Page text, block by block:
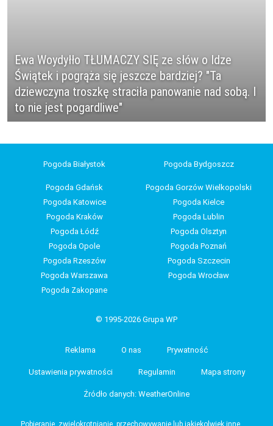
Ewa Woydyłło TŁUMACZY SIĘ ze słów o Idze
Świątek i pogrąża się jeszcze bardziej? "Ta
dziewczyna troszkę straciła panowanie nad sobą. I
to nie jest pogardliwe"
Pogoda Białystok Pogoda Bydgoszcz
Pogoda Gdańsk
Pogoda Gorzów Wielkopolski
Pogoda Katowice
Pogoda Kielce
Pogoda Kraków
Pogoda Lublin
Pogoda Łódź
Pogoda Olsztyn
Pogoda Opole
Pogoda Poznań
Pogoda Rzeszów
Pogoda Szczecin
Pogoda Warszawa
Pogoda Wrocław
Pogoda Zakopane
© 1995-2026 Grupa WP
Reklama O nas Prywatność
Ustawienia prywatności Regulamin Mapa strony
Źródło danych: WeatherOnline
Pobieranie, zwielokrotnianie, przechowywanie lub jakiekolwiek inne